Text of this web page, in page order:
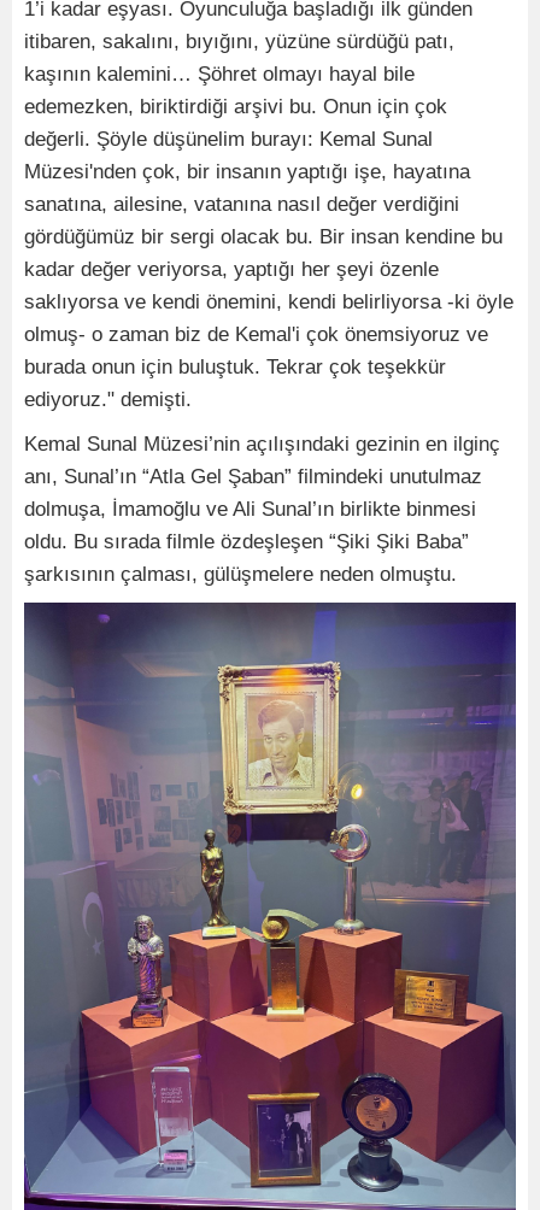
1’i kadar eşyası. Oyunculuğa başladığı ilk günden
itibaren, sakalını, bıyığını, yüzüne sürdüğü patı,
kaşının kalemini… Şöhret olmayı hayal bile
edemezken, biriktirdiği arşivi bu. Onun için çok
değerli. Şöyle düşünelim burayı: Kemal Sunal
Müzesi'nden çok, bir insanın yaptığı işe, hayatına
sanatına, ailesine, vatanına nasıl değer verdiğini
gördüğümüz bir sergi olacak bu. Bir insan kendine bu
kadar değer veriyorsa, yaptığı her şeyi özenle
saklıyorsa ve kendi önemini, kendi belirliyorsa -ki öyle
olmuş- o zaman biz de Kemal'i çok önemsiyoruz ve
burada onun için buluştuk. Tekrar çok teşekkür
ediyoruz." demişti.
Kemal Sunal Müzesi’nin açılışındaki gezinin en ilginç
anı, Sunal’ın “Atla Gel Şaban” filmindeki unutulmaz
dolmuşa, İmamoğlu ve Ali Sunal’ın birlikte binmesi
oldu. Bu sırada filmle özdeşleşen “Şiki Şiki Baba”
şarkısının çalması, gülüşmelere neden olmuştu.